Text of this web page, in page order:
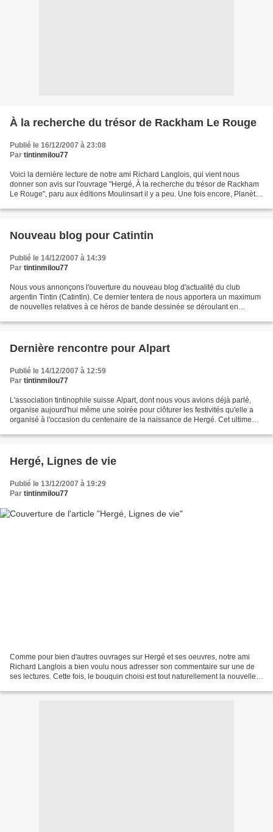
À la recherche du trésor de Rackham Le Rouge
Publié le 16/12/2007 à 23:08
Par tintinmilou77
Voici la dernière lecture de notre ami Richard Langlois, qui vient nous
donner son avis sur l'ouvrage "Hergé, À la recherche du trésor de Rackham
Le Rouge", paru aux éditions Moulinsart il y a peu. Une fois encore, Planète
Nouveau blog pour Catintin
Publié le 14/12/2007 à 14:39
Par tintinmilou77
Nous vous annonçons l'ouverture du nouveau blog d'actualité du club
argentin Tintin (Catintin). Ce dernier tentera de nous apportera un maximum
de nouvelles relatives à ce héros de bande dessinée se déroulant en
Dernière rencontre pour Alpart
Publié le 14/12/2007 à 12:59
Par tintinmilou77
L'association tintinophile suisse Alpart, dont nous vous avions déjà parlé,
organise aujourd'hui même une soirée pour clôturer les festivités qu'elle a
organisé à l'occasion du centenaire de la naissance de Hergé. Cet ultime
Hergé, Lignes de vie
Publié le 13/12/2007 à 19:29
Par tintinmilou77
Comme pour bien d'autres ouvrages sur Hergé et ses oeuvres, notre ami
Richard Langlois a bien voulu nous adresser son commentaire sur une de
ses lectures. Cette fois, le bouquin choisi est tout naturellement la nouvelle